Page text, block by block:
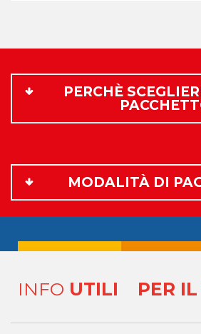
PERCHÈ
MODALITÀ DI
INFO UTILI PER